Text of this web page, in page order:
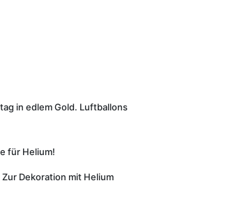
in edlem Gold. Luftballons
für Helium!
Dekoration mit Helium